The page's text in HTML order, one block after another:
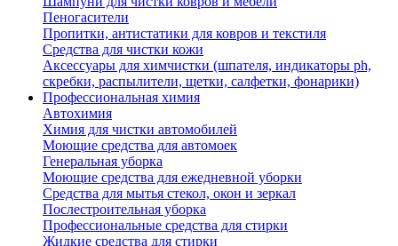
Пеногасители
Пропитки, антистатики для ковров и текстиля
Средства для чистки кожи
Аксессуары для химчистки (шпателя, индикаторы ph,
скребки, распылители, щетки, салфетки, фонарики)
Профессиональная химия
Автохимия
Химия для чистки автомобилей
Моющие средства для автомоек
Генеральная уборка
Моющие средства для ежедневной уборки
Средства для мытья стекол, окон и зеркал
Послестроительная уборка
Профессиональные средства для стирки
Жидкие средства для стирки